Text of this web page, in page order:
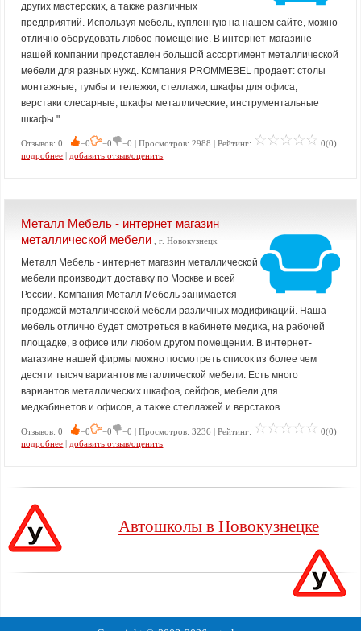
других мастерских, а также различных
предприятий. Используя мебель, купленную на нашем сайте, можно
отлично оборудовать любое помещение. В интернет-магазине
нашей компании представлен большой ассортимент металлической
мебели для разных нужд. Компания PROMMEBEL продает: столы
монтажные, тумбы и тележки, стеллажи, шкафы для офиса,
верстаки слесарные, шкафы металлические, инструментальные
шкафы."
Отзывов: 0 −0 −0 −0 | Просмотров: 2988 | Рейтинг:
0(0)
подробнее | добавить отзыв/оценить
Металл Мебель - интернет магазин
металлической мебели , г. Новокузнецк
Металл Мебель - интернет магазин металлической
мебели производит доставку по Москве и всей
России. Компания Металл Мебель занимается
продажей металлической мебели различных модификаций. Наша
мебель отлично будет смотреться в кабинете медика, на рабочей
площадке, в офисе или любом другом помещении. В интернет-
магазине нашей фирмы можно посмотреть список из более чем
десяти тысяч вариантов металлической мебели. Есть много
вариантов металлических шкафов, сейфов, мебели для
медкабинетов и офисов, а также стеллажей и верстаков.
Отзывов: 0 −0 −0 −0 | Просмотров: 3236 | Рейтинг:
0(0)
подробнее | добавить отзыв/оценить
Автошколы в Новокузнецке